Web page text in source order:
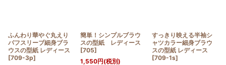
ふんわり華やぐ丸えり
パフスリーブ細身ブラ
ウスの型紙 レディース
[709-3p]
簡単！シンプルブラウ
スの型紙 レディース
[705]
1,550円(税別)
すっきり映える半袖シ
ャツカラー細身ブラウ
スの型紙 レディース
[709-1s]